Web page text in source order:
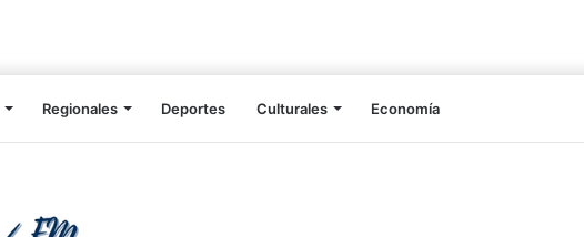
Regionales Deportes Culturales Economía